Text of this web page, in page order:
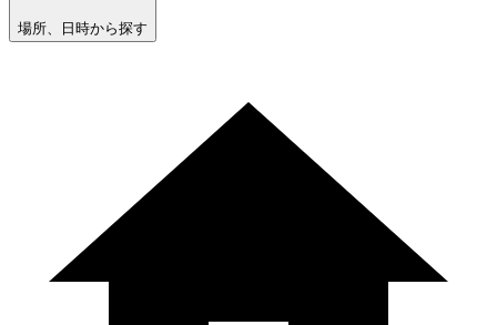
場所、日時から探す